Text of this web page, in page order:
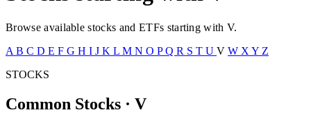
Browse available stocks and ETFs starting with V.
A B C D E F G H I J K L M N O PQ R S T U V W X Y Z
STOCKS
Common Stocks · V